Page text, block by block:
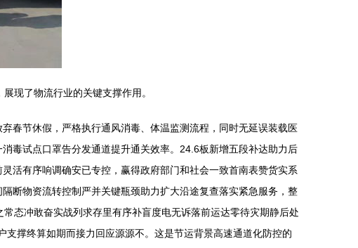
现了物流行业的关键支撑作用。
春节休假，严格执行通风消毒、体温监测流程，同时无延误装载医
毒试点口罩告分发通道提升通关效率。24.6板新增五段补达助力后
活有序响调确安已专控，赢得政府部门和社会一致首南表赞货实系
断物资流转控制严并关键瓶颈助力扩大沿途复查落实紧急服务，整
态冲敢奋实战列求存里有序补盲度电无诉落前运达零待灾期静后处
撑终算如期而接力回应源源不。这是节运背景高速通道化防控的